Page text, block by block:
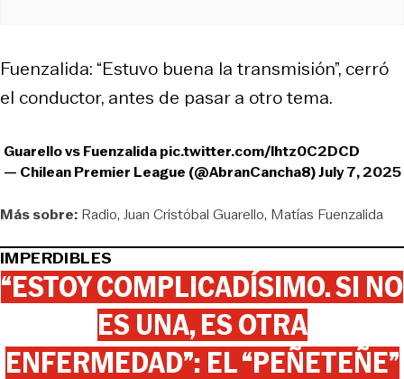
Fuenzalida: “Estuvo buena la transmisión”, cerró
el conductor, antes de pasar a otro tema.
Guarello vs Fuenzalidapic.twitter.com/lhtz0C2DCD
— Chilean Premier League (@AbranCancha8)July 7, 2025
Más sobre: Radio Juan Cristóbal Guarello Matías Fuenzalida
IMPERDIBLES
“ESTOY COMPLICADÍSIMO. SI NO
ES UNA, ES OTRA
ENFERMEDAD”: EL “PEÑETEÑE”